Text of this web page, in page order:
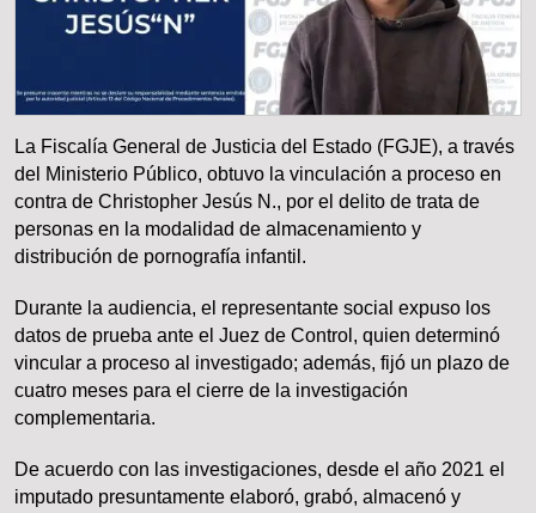
La Fiscalía General de Justicia del Estado (FGJE), a través
del Ministerio Público, obtuvo la vinculación a proceso en
contra de Christopher Jesús N., por el delito de trata de
personas en la modalidad de almacenamiento y
distribución de pornografía infantil.
Durante la audiencia, el representante social expuso los
datos de prueba ante el Juez de Control, quien determinó
vincular a proceso al investigado; además, fijó un plazo de
cuatro meses para el cierre de la investigación
complementaria.
De acuerdo con las investigaciones, desde el año 2021 el
imputado presuntamente elaboró, grabó, almacenó y